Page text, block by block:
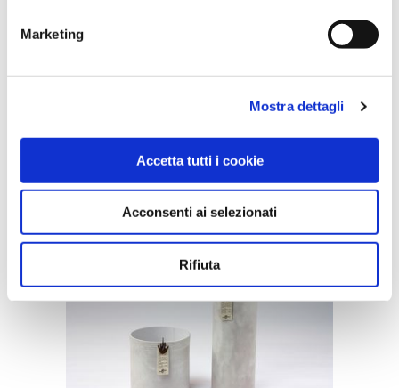
Marketing
Mostra dettagli
Accetta tutti i cookie
Acconsenti ai selezionati
Rifiuta
EQUO